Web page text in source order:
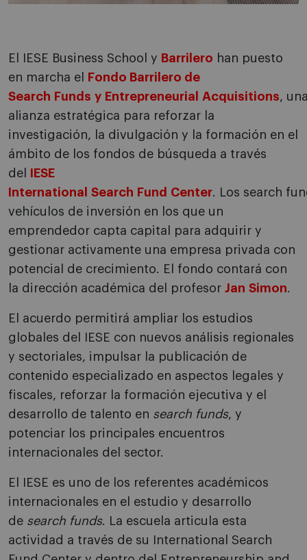
El IESE Business School y Barrilero han puesto
en marcha el
Fondo Barrilero de
Search Funds y Entrepreneurial Acquisitions,
alianza estratégica para reforzar la
investigación, la divulgación y la formación en el
ámbito de los fondos de búsqueda a través
del
IESE
International Search Fund Center. Los search
vehículos de inversión en los que un
emprendedor capta capital para adquirir y
gestionar activamente una empresa privada con
potencial de crecimiento. El fondo contará con
la dirección académica del profesor Jan Simon.
El acuerdo permitirá ampliar los estudios
globales del IESE con nuevos análisis regionales
y sectoriales, impulsar la publicación de
contenido especializado en aspectos legales y
fiscales, reforzar la formación ejecutiva y el
desarrollo de talento en search funds, y
potenciar los principales encuentros
internacionales del sector.
El IESE es uno de los referentes académicos
internacionales en el estudio y desarrollo
de search funds. La escuela articula esta
actividad a través de su International Search